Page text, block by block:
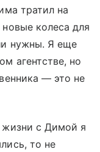
тратил на
колеса для
нужны. Я еще
агентстве, но
— это не
жизни с Димой я
то не